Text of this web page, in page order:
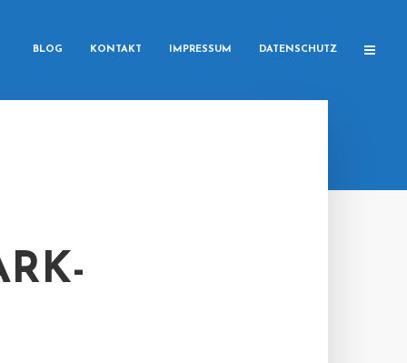
BLOG KONTAKT IMPRESSUM DATENSCHUTZ